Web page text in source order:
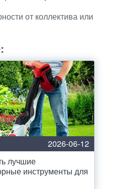
от коллектива или
2026-06-12
лучшие
инструменты для